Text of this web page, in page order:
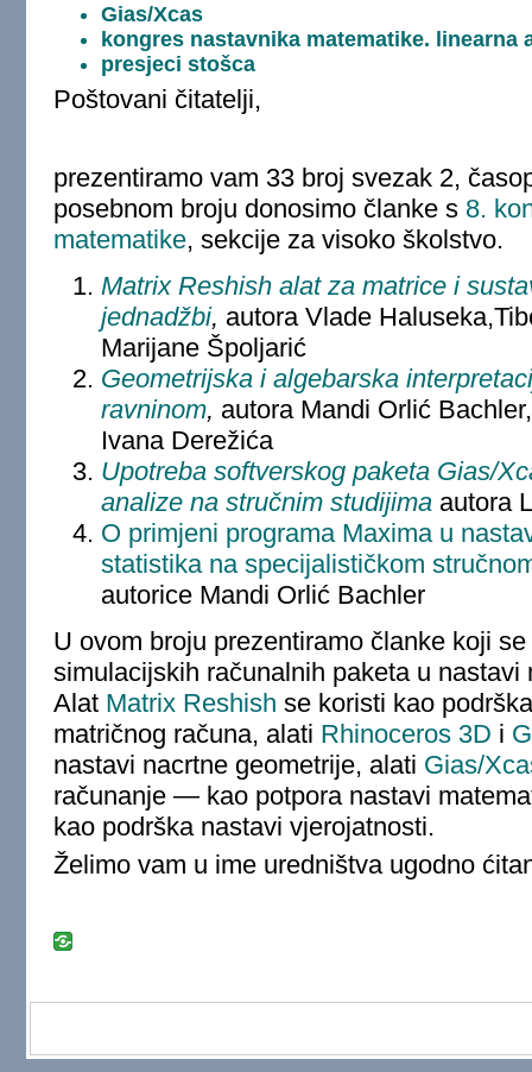
Gias/Xcas
kongres nastavnika matematike. linearna
presjeci stošca
Poštovani čitatelji,
prezentiramo vam 33 broj svezak 2,
posebnom broju donosimo članke s 8.
matematike, sekcije za visoko školstvo.
Matrix Reshish alat za matrice i
jednadžbi, autora Vlade
Marijane Špoljarić
Geometrijska i algebarska
ravninom, autora Mandi Orlić
Ivana Derežića
Upotreba softverskog paketa Gias/
analize na stručnim studijimaautora
O primjeni programa Maxima u
statistika na specijalističkom
autorice Mandi Orlić Bachler
U ovom broju prezentiramo članke koji
simulacijskih računalnih paketa u
Alat Matrix Reshish se koristi kao
matričnog računa, alati Rhinoceros 3D i
nastavi nacrtne geometrije, alati Gias/
računanje — kao potpora nastavi
kao podrška nastavi vjerojatnosti.
Želimo vam u ime uredništva ugodno